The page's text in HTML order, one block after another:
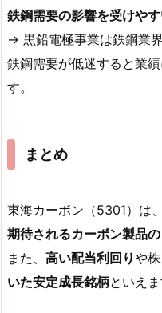
鉄鋼需要の影響を受けや
→ 黒鉛電極事業は鉄鋼業
鉄鋼需要が低迷すると業
す。
まとめ
東海カーボン（5301）は、
期待されるカーボン製品
また、 高い配当利回りや株
いた安定成長銘柄といえま